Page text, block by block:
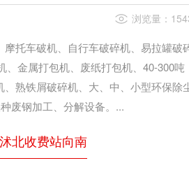
浏览量：
托车破机、自行车破碎机、易拉罐破
金属打包机、废纸打包机、40-300吨
熟铁屑破碎机、大、中、小型环保除
废钢加工、分解设备。...
北收费站向南